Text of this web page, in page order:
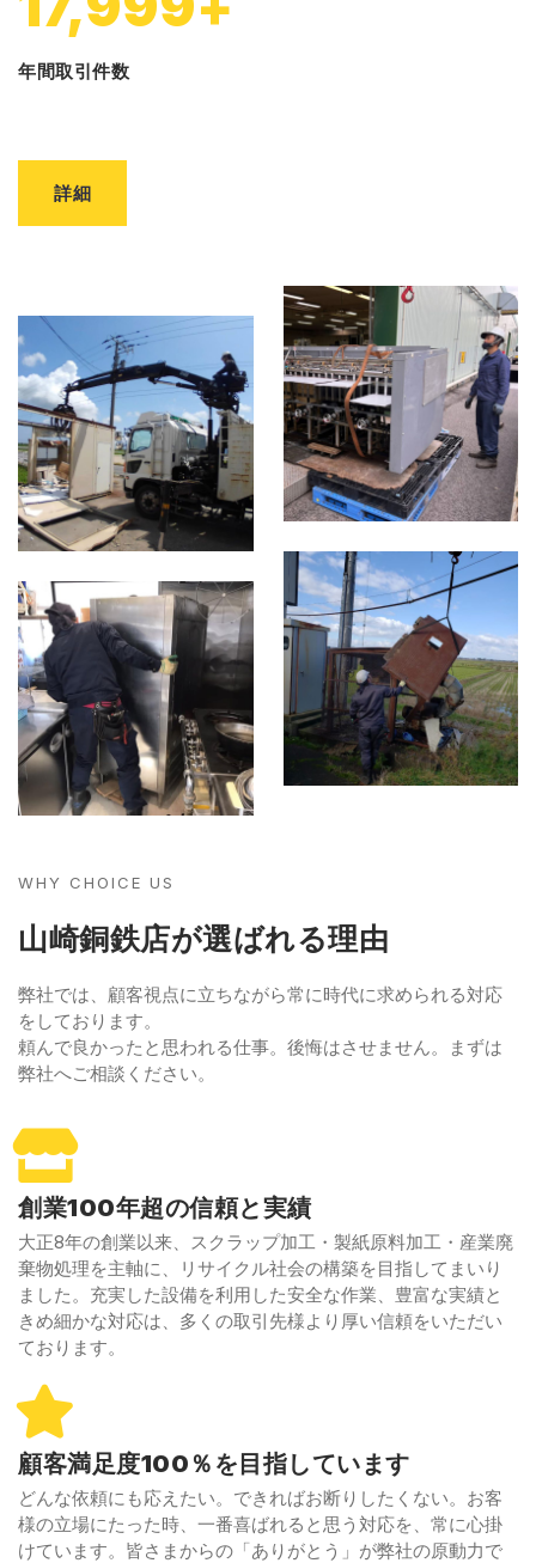
年間取引件数
詳細
WHY CHOICE US
山崎銅鉄店が選ばれる理由​
弊社では、顧客視点に立ちながら常に時代に求められる対応
をしております。
頼んで良かったと思われる仕事。後悔はさせません。まずは
弊社へご相談ください。
創業100年超の信頼と実績
大正8年の創業以来、スクラップ加工・製紙原料加工・産業廃
棄物処理を主軸に、リサイクル社会の構築を目指してまいり
ました。充実した設備を利用した安全な作業、豊富な実績と
きめ細かな対応は、多くの取引先様より厚い信頼をいただい
ております。
顧客満足度100％を目指しています
どんな依頼にも応えたい。できればお断りしたくない。お客
様の立場にたった時、一番喜ばれると思う対応を、常に心掛
けています。皆さまからの「ありがとう」が弊社の原動力で